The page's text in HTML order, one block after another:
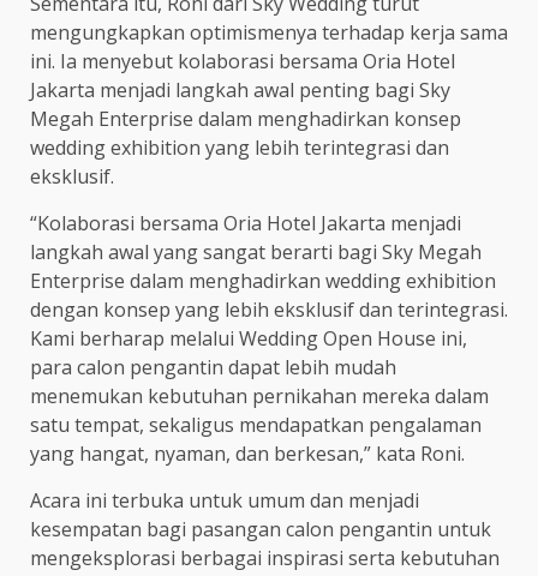
mengungkapkan optimismenya terhadap kerja sama
ini. Ia menyebut kolaborasi bersama Oria Hotel
Jakarta menjadi langkah awal penting bagi Sky
Megah Enterprise dalam menghadirkan konsep
wedding exhibition yang lebih terintegrasi dan
eksklusif.
“Kolaborasi bersama Oria Hotel Jakarta menjadi
langkah awal yang sangat berarti bagi Sky Megah
Enterprise dalam menghadirkan wedding exhibition
dengan konsep yang lebih eksklusif dan terintegrasi.
Kami berharap melalui Wedding Open House ini,
para calon pengantin dapat lebih mudah
menemukan kebutuhan pernikahan mereka dalam
satu tempat, sekaligus mendapatkan pengalaman
yang hangat, nyaman, dan berkesan,” kata Roni.
Acara ini terbuka untuk umum dan menjadi
kesempatan bagi pasangan calon pengantin untuk
mengeksplorasi berbagai inspirasi serta kebutuhan